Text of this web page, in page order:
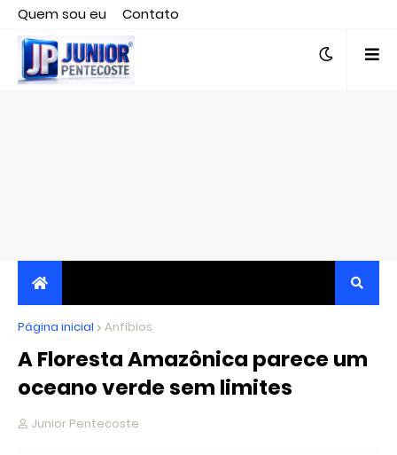
Quem sou eu
Contato
Editor responsável, jornalista Clovis Almeida.
JORNALISMO INDEPENDENTE, TRANSPARENTE E
CRÍTICO
Página inicial Anfíbios
A Floresta Amazônica parece um
oceano verde sem limites
Junior Pentecoste